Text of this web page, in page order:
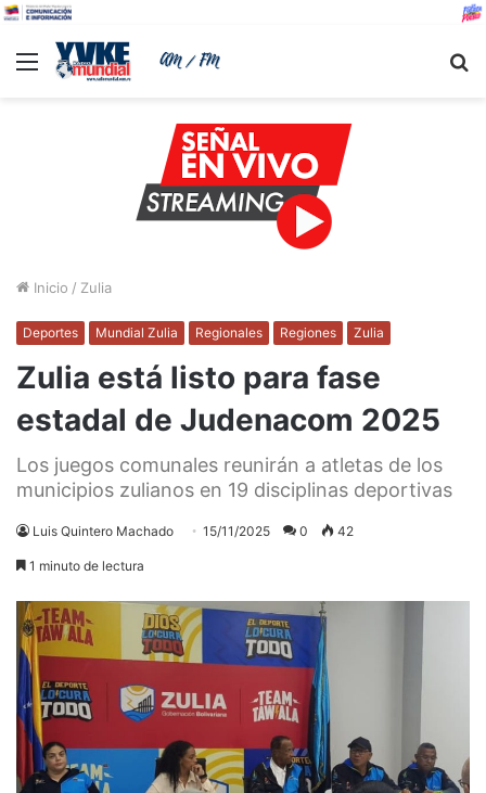
Menu
Inicio / Zulia
Deportes Mundial Zulia Regionales Regiones Zulia
Zulia está listo para fase
estadal de Judenacom 2025
Los juegos comunales reunirán a atletas de los
municipios zulianos en 19 disciplinas deportivas
Luis Quintero Machado 15/11/2025 0 42
1 minuto de lectura